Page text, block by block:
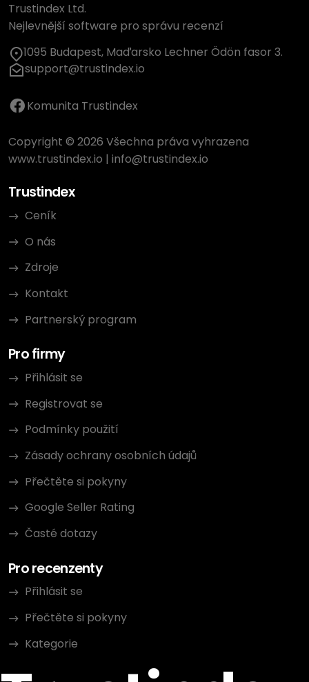
Trustindex Ltd.
Nejlevnější software pro správu recenzí
1095 Budapest, Maďarsko Lechner Ödön fasor 3.
support@trustindex.io
Komunita Trustindex
Copyright © 2026 Všechna práva vyhrazena
www.trustindex.io | info@trustindex.io
Trustindex
Ceník
O nás
Zdroje
Kontakt
Partnerský program
Pro firmy
Přihlásit se
Registrovat se
Podmínky použití
Zásady ochrany osobních údajů
Přečtěte si pokyny
Google Seller Rating
Časté dotazy
Pro recenzenty
Přihlásit se
Přečtěte si pokyny
Kategorie